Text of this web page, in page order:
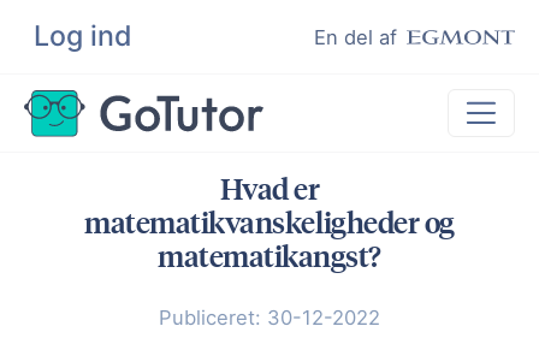
Log ind En del af
Søg
Lektiehjælp
Eksamenshjælp
Kundeudtalelser
Hvad er
matematikvanskeligheder og
matematikangst?
Publiceret: 30-12-2022